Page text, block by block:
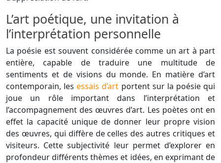
L’art poétique, une invitation à
l’interprétation personnelle
La poésie est souvent considérée comme un art à part
entière, capable de traduire une multitude de
sentiments et de visions du monde. En matière d’art
contemporain, lesessais d’art portent sur la poésie qui
joue un rôle important dans l’interprétation et
l’accompagnement des œuvres d’art. Les poètes ont en
effet la capacité unique de donner leur propre vision
des œuvres, qui diffère de celles des autres critiques et
visiteurs. Cette subjectivité leur permet d’explorer en
profondeur différents thèmes et idées, en exprimant de